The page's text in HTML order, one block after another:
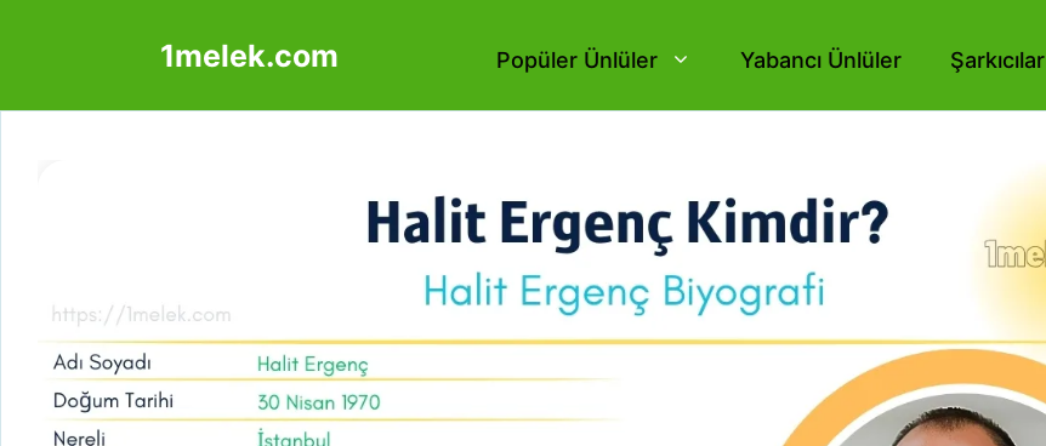
1melek.com Popüler Ünlüler Yabancı Ünlüler Şarkıcılar